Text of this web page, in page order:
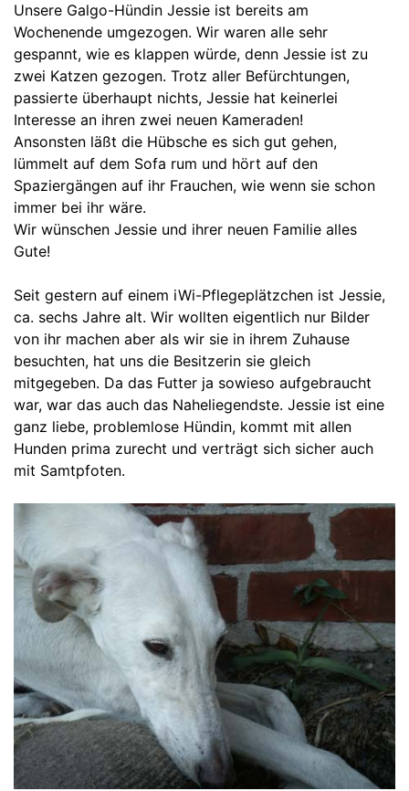
Unsere Galgo-Hündin Jessie ist bereits am
Wochenende umgezogen. Wir waren alle sehr
gespannt, wie es klappen würde, denn Jessie ist zu
zwei Katzen gezogen. Trotz aller Befürchtungen,
passierte überhaupt nichts, Jessie hat keinerlei
Interesse an ihren zwei neuen Kameraden!
Ansonsten läßt die Hübsche es sich gut gehen,
lümmelt auf dem Sofa rum und hört auf den
Spaziergängen auf ihr Frauchen, wie wenn sie schon
immer bei ihr wäre.
Wir wünschen Jessie und ihrer neuen Familie alles
Gute!
Seit gestern auf einem iWi-Pflegeplätzchen ist Jessie,
ca. sechs Jahre alt. Wir wollten eigentlich nur Bilder
von ihr machen aber als wir sie in ihrem Zuhause
besuchten, hat uns die Besitzerin sie gleich
mitgegeben. Da das Futter ja sowieso aufgebraucht
war, war das auch das Naheliegendste. Jessie ist eine
ganz liebe, problemlose Hündin, kommt mit allen
Hunden prima zurecht und verträgt sich sicher auch
mit Samtpfoten.